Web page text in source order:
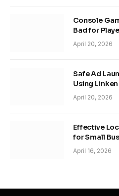
Console
Bad for
April 20, 2026
Safe Ad
Using
April 20, 2026
Effective
for Small
April 16, 2026